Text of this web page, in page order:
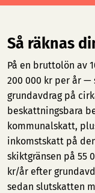
Så räknas
På en bruttolön av
200 000 kr per år
grundavdrag på
beskattningsbara
kommunalskatt,
inkomstskatt på
skiktgränsen på 55
kr/år efter
sedan slutskatten